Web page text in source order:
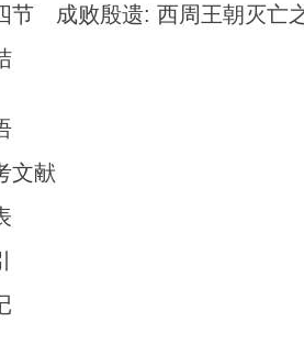
成败殷遗: 西周王朝灭亡
献